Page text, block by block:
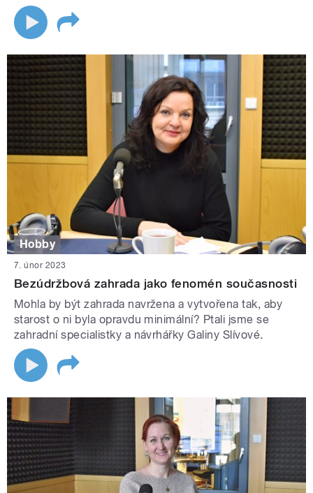
Hobby
7. únor 2023
Bezúdržbová zahrada jako fenomén současnosti
Mohla by být zahrada navržena a vytvořena tak, aby
starost o ni byla opravdu minimální? Ptali jsme se
zahradní specialistky a návrhářky Galiny Slívové.